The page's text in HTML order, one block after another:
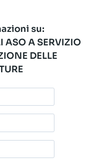
su:
ASO A SERVIZIO
DELLE